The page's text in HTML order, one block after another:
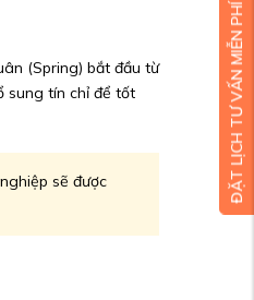
(Spring) bắt đầu từ
sung tín chỉ để tốt
sẽ được
ĐẶT LỊCH TƯ VẤN MIỄN PHÍ